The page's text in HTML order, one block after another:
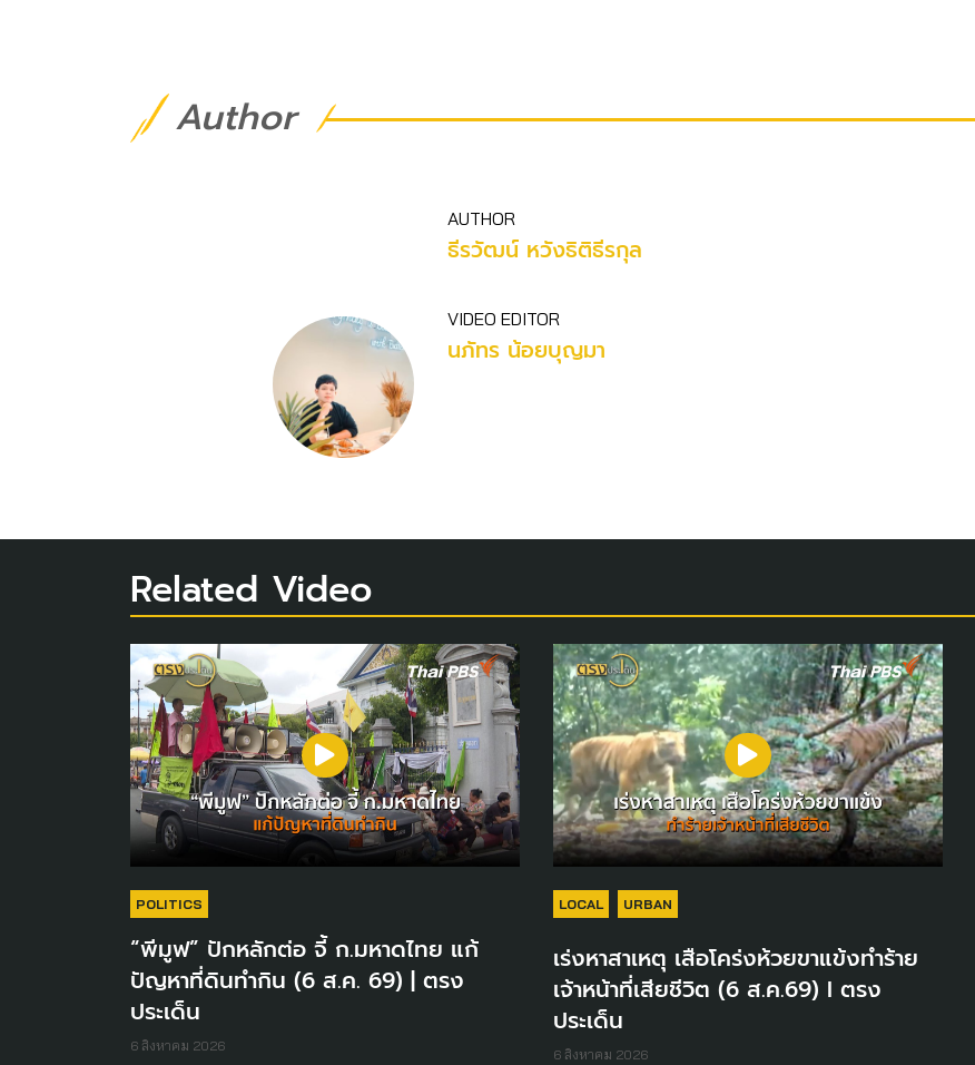
Author
AUTHOR
ธีรวัฒน์ หวังธิติธีรกุล
VIDEO EDITOR
นภัทร น้อยบุญมา
Related Video
POLITICS
“พีมูฟ” ปักหลักต่อ จี้ ก.มหาดไทย แก้
ปัญหาที่ดินทำกิน (6 ส.ค. 69) | ตรง
ประเด็น
6 สิงหาคม 2026
LOCAL URBAN
เร่งหาสาเหตุ เสือโคร่งห้วยขาแข้งทำร้าย
เจ้าหน้าที่เสียชีวิต (6 ส.ค.69) I ตรง
ประเด็น
6 สิงหาคม 2026